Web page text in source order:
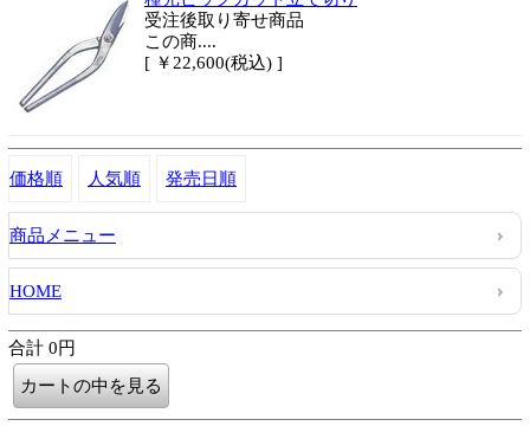
受注後取り寄せ商品
この商....
[ ￥22,600(税込) ]
価格順 人気順 発売日順
商品メニュー
HOME
合計 0円